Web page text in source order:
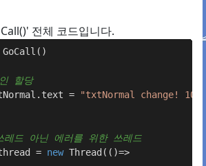
전체 코드입니다.
GoCall ()
할당
= "txtNormal change! 101"
드 아닌 에러를 위한 쓰레드
=
new Thread(()=>